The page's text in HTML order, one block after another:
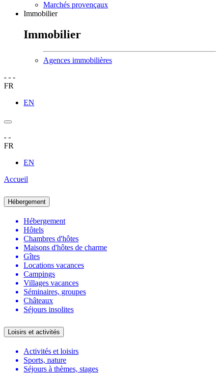
Marchés provençaux
Immobilier
Immobilier
Agences immobilières
- - -
FR
EN
- -
FR
EN
Accueil
Hébergement
Hébergement
Hôtels
Chambres d'hôtes
Maisons d'hôtes de charme
Gîtes
Locations vacances
Campings
Villages vacances
Séminaires, groupes
Châteaux
Séjours insolites
Loisirs et activités
Activités et loisirs
Sports, nature
Séjours à thèmes, stages